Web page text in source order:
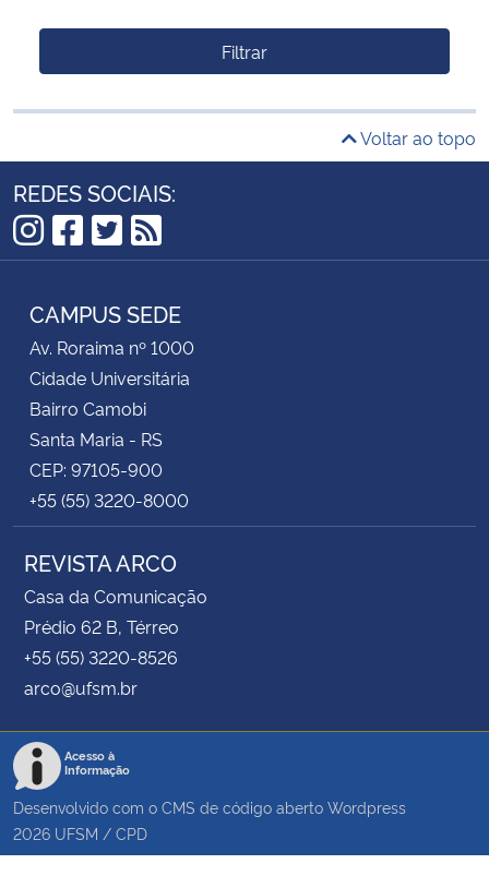
Filtrar
Voltar ao topo
REDES SOCIAIS:
Instagram
Facebook
Twitter
RSS
CAMPUS SEDE
Av. Roraima nº 1000
Cidade Universitária
Bairro Camobi
Santa Maria - RS
CEP: 97105-900
+55 (55) 3220-8000
REVISTA ARCO
Casa da Comunicação
Prédio 62 B, Térreo
+55 (55) 3220-8526
arco@ufsm.br
Acesso à
Informação
Desenvolvido com o CMS de código aberto Wordpress
2026 UFSM / CPD